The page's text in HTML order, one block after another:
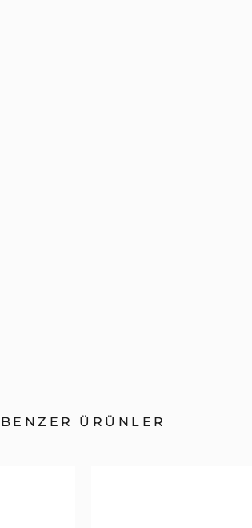
BENZER ÜRÜNLER